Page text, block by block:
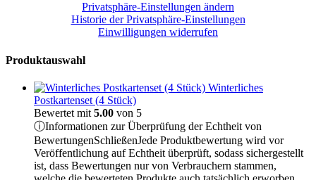
Privatsphäre-Einstellungen ändern
Historie der Privatsphäre-Einstellungen
Einwilligungen widerrufen
Produktauswahl
Winterliches
Postkartenset (4 Stück)
Bewertet mit 5.00 von 5
ⓘInformationen zur Überprüfung der Echtheit von
BewertungenSchließenJede Produktbewertung wird vor
Veröffentlichung auf Echtheit überprüft, sodass sichergestellt
ist, dass Bewertungen nur von Verbrauchern stammen,